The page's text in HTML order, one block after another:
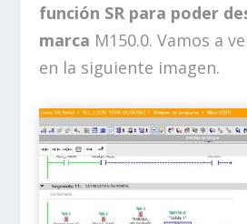
función SR para poder
marca M150.0. Vamos a
en la siguiente imagen.